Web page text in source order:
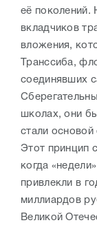
её поколений.
вкладчиков
вложения,
Транссиба,
соединявших
школах, они
стали
Этот принцип
когда
привлекли в
миллиардов
Великой